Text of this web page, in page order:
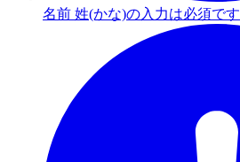
名前 姓(かな)の入力は必須です